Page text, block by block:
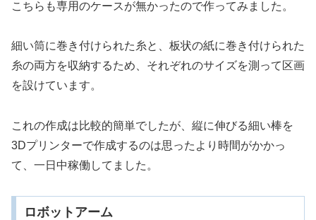
こちらも専用のケースが無かったので作ってみました。
細い筒に巻き付けられた糸と、板状の紙に巻き付けられた
糸の両方を収納するため、それぞれのサイズを測って区画
を設けています。
これの作成は比較的簡単でしたが、縦に伸びる細い棒を
3Dプリンターで作成するのは思ったより時間がかかっ
て、一日中稼働してました。
ロボットアーム